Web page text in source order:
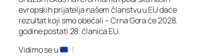
evropskih prijatelja našem članstvu u EU daće
rezultat koji smo obećali – Crna Gora će 2028.
godine postati 28. članica EU.
Vidimo se u